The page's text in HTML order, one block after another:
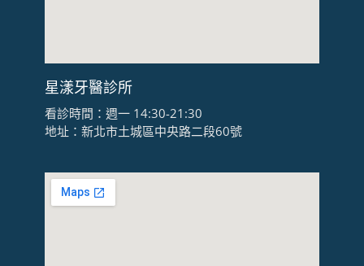
星漾牙醫診所
看診時間：週一 14:30-21:30
地址：新北市土城區中央路二段60號